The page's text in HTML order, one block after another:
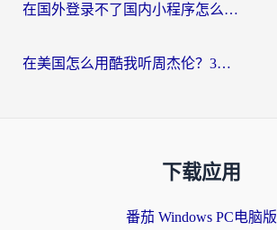
在国外登录不了国内小程序怎么办？选对回国加速器，轻松解锁国内资源
在美国怎么用酷我听周杰伦？3步搞定海外听歌难题
下载应用
番茄 Windows PC电脑版